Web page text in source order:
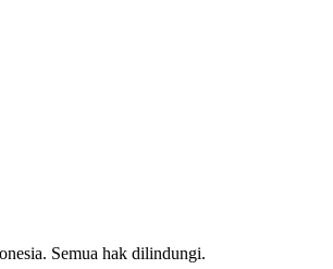
Semua hak dilindungi.